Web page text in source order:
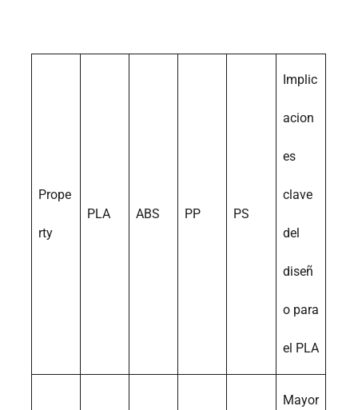
Prope
rty
PLA ABS PP PS
Implic
acion
es
clave
del
diseñ
o para
el PLA
Mayor